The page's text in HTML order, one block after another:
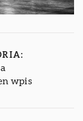
wpis